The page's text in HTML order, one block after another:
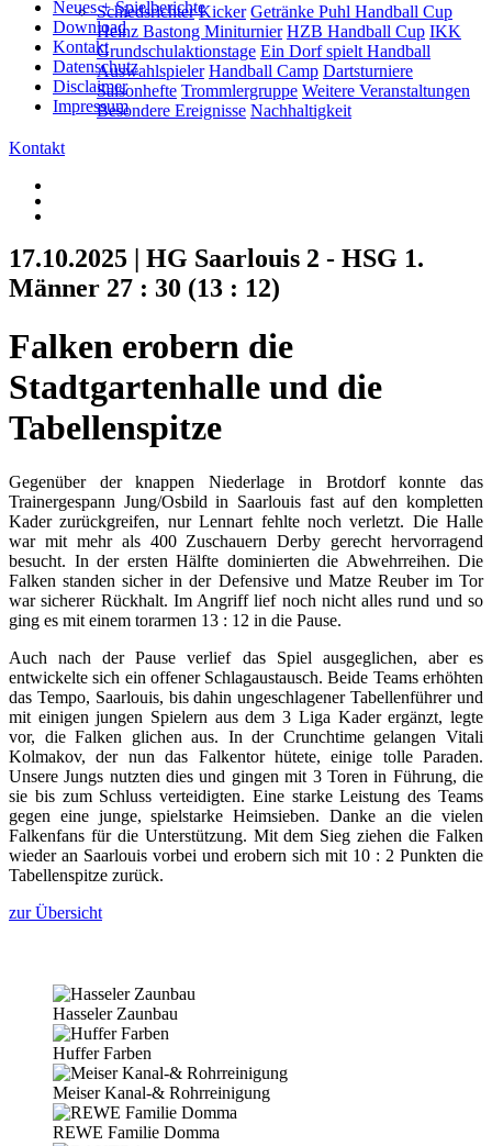
Neues + Spielberichte
Download
Kontakt
Datenschutz
Disclaimer
Impressum
Schiedsrichter Kicker Getränke Puhl Handball Cup
Heinz Bastong Miniturnier HZB Handball Cup IKK
Grundschulaktionstage Ein Dorf spielt Handball
Auswahlspieler Handball Camp Dartsturniere
Saisonhefte Trommlergruppe Weitere Veranstaltungen
Besondere Ereignisse Nachhaltigkeit
Kontakt
17.10.2025 | HG Saarlouis 2 - HSG 1.
Männer 27 : 30 (13 : 12)
Falken erobern die
Stadtgartenhalle und die
Tabellenspitze
Gegenüber der knappen Niederlage in Brotdorf konnte das
Trainergespann Jung/Osbild in Saarlouis fast auf den kompletten
Kader zurückgreifen, nur Lennart fehlte noch verletzt. Die Halle
war mit mehr als 400 Zuschauern Derby gerecht hervorragend
besucht. In der ersten Hälfte dominierten die Abwehrreihen. Die
Falken standen sicher in der Defensive und Matze Reuber im Tor
war sicherer Rückhalt. Im Angriff lief noch nicht alles rund und so
ging es mit einem torarmen 13 : 12 in die Pause.
Auch nach der Pause verlief das Spiel ausgeglichen, aber es
entwickelte sich ein offener Schlagaustausch. Beide Teams erhöhten
das Tempo, Saarlouis, bis dahin ungeschlagener Tabellenführer und
mit einigen jungen Spielern aus dem 3 Liga Kader ergänzt, legte
vor, die Falken glichen aus. In der Crunchtime gelangen Vitali
Kolmakov, der nun das Falkentor hütete, einige tolle Paraden.
Unsere Jungs nutzten dies und gingen mit 3 Toren in Führung, die
sie bis zum Schluss verteidigten. Eine starke Leistung des Teams
gegen eine junge, spielstarke Heimsieben. Danke an die vielen
Falkenfans für die Unterstützung. Mit dem Sieg ziehen die Falken
wieder an Saarlouis vorbei und erobern sich mit 10 : 2 Punkten die
Tabellenspitze zurück.
zur Übersicht
Hasseler Zaunbau
Huffer Farben
Meiser Kanal-& Rohrreinigung
REWE Familie Domma